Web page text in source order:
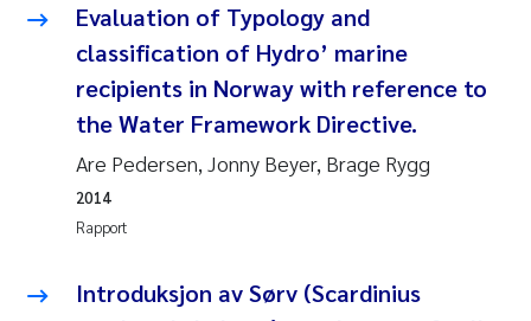
Belinda Valdecanas
Elianne Dunthorn Egge
Elisabeth Lie
Evaluation of Typology and
classification of Hydro’ marine
recipients in Norway with reference to
the Water Framework Directive.
Are Pedersen, Jonny Beyer, Brage Rygg
Rapport
2014
Introduksjon av Sørv (Scardinius